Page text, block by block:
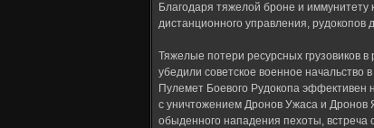
Благодаря тяжелой броне и иммунитету
дистанционного управления, рудокопов
Тяжелые потери ресурсных грузовиков
убедили советское военное начальство
Пулемет Боевого Рудокопа эффективен
с уничтожением Дронов Ужаса и Дронов
обыденного нападения пехоты, встреча